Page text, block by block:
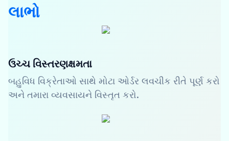
લાભો
ઉચ્ચ વિસ્તરણક્ષમતા
બહુવિધ વિક્રેતાઓ સાથે મોટા ઓર્ડર લવચીક રીતે પૂર્ણ કરો
અને તમારા વ્યવસાયને વિસ્તૃત કરો.